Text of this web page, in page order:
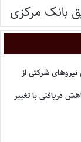
بانک مرکزی
شرکتی از
دریافتی با تغییر